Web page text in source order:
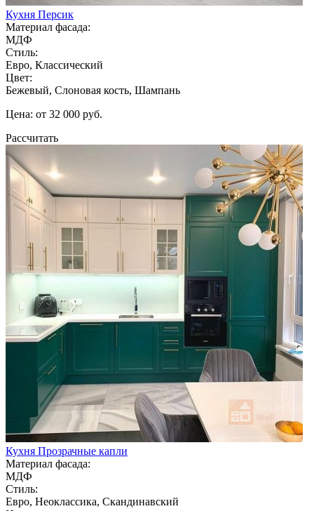
Кухня Персик
Материал фасада:
МДФ
Стиль:
Евро, Классический
Цвет:
Бежевый, Слоновая кость, Шампань
Цена: от 32 000 руб.
Рассчитать
Кухня Прозрачные капли
Материал фасада:
МДФ
Стиль:
Евро, Неоклассика, Скандинавский